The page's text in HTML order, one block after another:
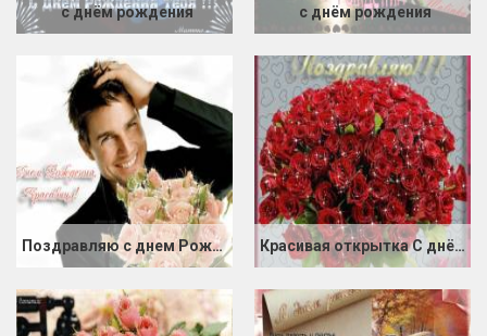
с днём рождения с днём рождения
Поздравляю с днем Рождения Красивая открытка C днём рождения!